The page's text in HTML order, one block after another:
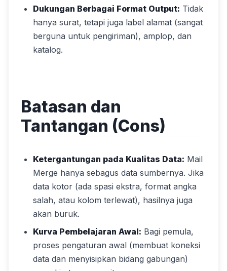
Dukungan Berbagai Format Output: Tidak
hanya surat, tetapi juga label alamat (sangat
berguna untuk pengiriman), amplop, dan
katalog.
Batasan dan
Tantangan (Cons)
Ketergantungan pada Kualitas Data: Mail
Merge hanya sebagus data sumbernya. Jika
data kotor (ada spasi ekstra, format angka
salah, atau kolom terlewat), hasilnya juga
akan buruk.
Kurva Pembelajaran Awal: Bagi pemula,
proses pengaturan awal (membuat koneksi
data dan menyisipkan bidang gabungan)